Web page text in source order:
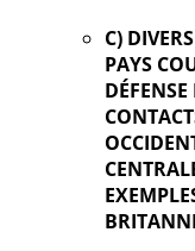
C)
PAYS